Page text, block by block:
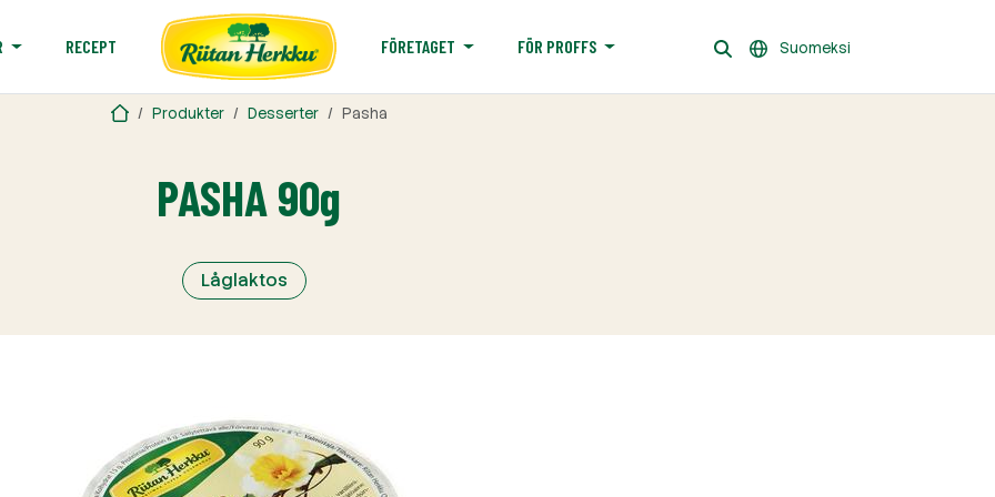
RECEPT FÖRETAGET FÖR PROFFS Suomeksi
Produkter Desserter Pasha
PASHA 90g
Låglaktos